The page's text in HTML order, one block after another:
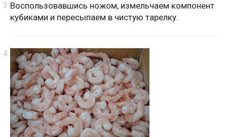
Воспользовавшись ножом, измельчаем компонент
кубиками и пересыпаем в чистую тарелку.